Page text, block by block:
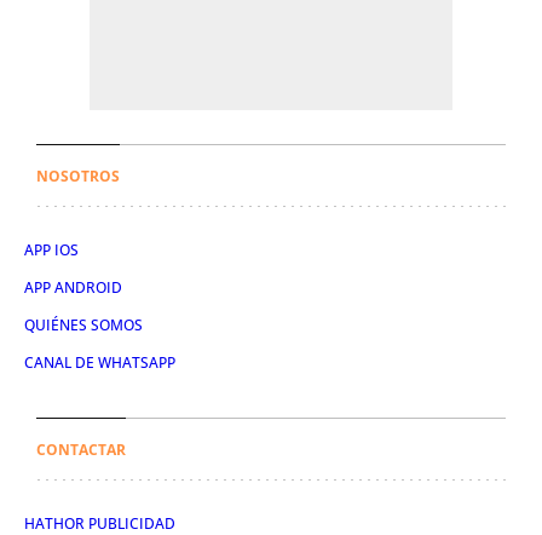
NOSOTROS
APP IOS
APP ANDROID
QUIÉNES SOMOS
CANAL DE WHATSAPP
CONTACTAR
HATHOR PUBLICIDAD